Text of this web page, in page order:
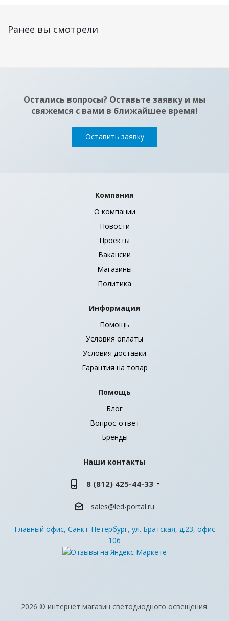
Ранее вы смотрели
Остались вопросы? Оставьте заявку и мы
свяжемся с вами в ближайшее время!
Оставить заявку
Компания
О компании
Новости
Проекты
Вакансии
Магазины
Политика
Информация
Помощь
Условия оплаты
Условия доставки
Гарантия на товар
Помощь
Блог
Вопрос-ответ
Бренды
Наши контакты
8 (812) 425-44-33
sales@led-portal.ru
Главный офис, Санкт-Петербург, ул. Братская, д.23, офис
106
2026 © интернет магазин светодиодного освещения.